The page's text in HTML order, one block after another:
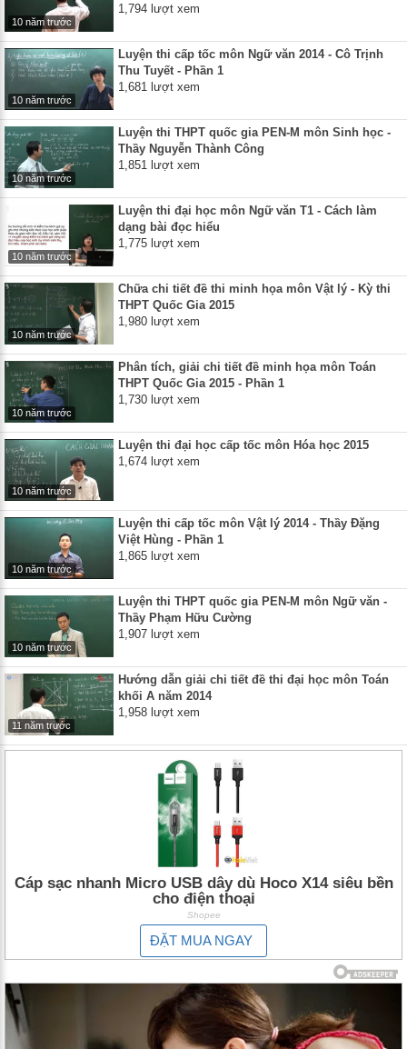
10 năm trước
1,794 lượt xem
10 năm trước
Luyện thi cấp tốc môn Ngữ văn 2014 - Cô Trịnh
Thu Tuyết - Phần 1
1,681 lượt xem
10 năm trước
Luyện thi THPT quốc gia PEN-M môn Sinh học -
Thầy Nguyễn Thành Công
1,851 lượt xem
10 năm trước
Luyện thi đại học môn Ngữ văn T1 - Cách làm
dạng bài đọc hiểu
1,775 lượt xem
10 năm trước
Chữa chi tiết đề thi minh họa môn Vật lý - Kỳ thi
THPT Quốc Gia 2015
1,980 lượt xem
10 năm trước
Phân tích, giải chi tiết đề minh họa môn Toán
THPT Quốc Gia 2015 - Phần 1
1,730 lượt xem
10 năm trước
Luyện thi đại học cấp tốc môn Hóa học 2015
1,674 lượt xem
10 năm trước
Luyện thi cấp tốc môn Vật lý 2014 - Thầy Đặng
Việt Hùng - Phần 1
1,865 lượt xem
10 năm trước
Luyện thi THPT quốc gia PEN-M môn Ngữ văn -
Thầy Phạm Hữu Cường
1,907 lượt xem
11 năm trước
Hướng dẫn giải chi tiết đề thi đại học môn Toán
khối A năm 2014
1,958 lượt xem
Cáp sạc nhanh Micro USB dây dù Hoco X14 siêu bền
cho điện thoại
Shopee
ĐẶT MUA NGAY